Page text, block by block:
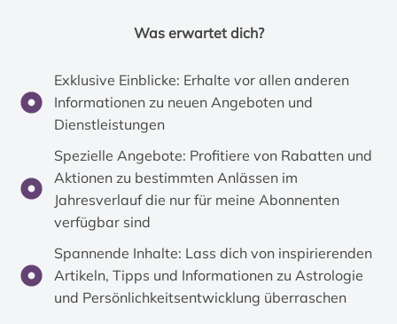
Was erwartet dich?
Exklusive Einblicke: Erhalte vor allen anderen
Informationen zu neuen Angeboten und
Dienstleistungen
Spezielle Angebote: Profitiere von Rabatten und
Aktionen zu bestimmten Anlässen im
Jahresverlauf die nur für meine Abonnenten
verfügbar sind
Spannende Inhalte: Lass dich von inspirierenden
Artikeln, Tipps und Informationen zu Astrologie
und Persönlichkeitsentwicklung überraschen